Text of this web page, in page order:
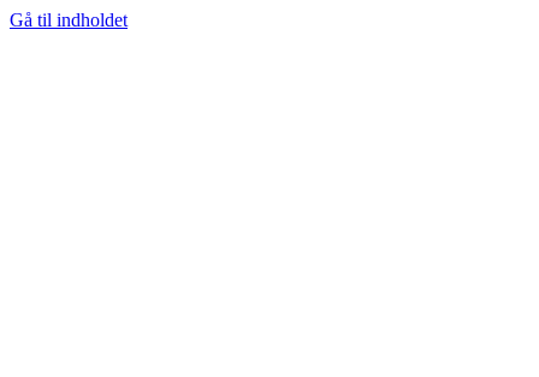
Gå til indholdet